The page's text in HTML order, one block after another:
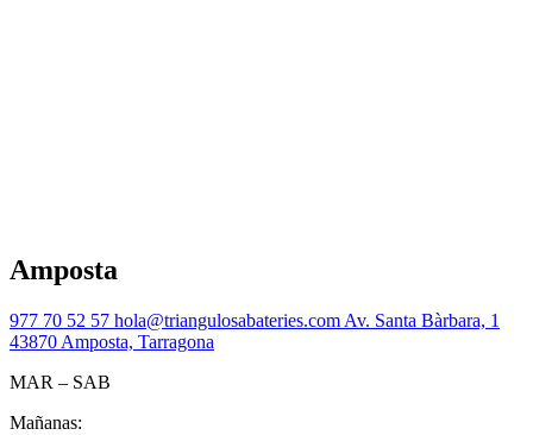
Amposta
977 70 52 57 hola@triangulosabateries.com Av. Santa Bàrbara, 1
43870 Amposta, Tarragona
MAR – SAB
Mañanas: